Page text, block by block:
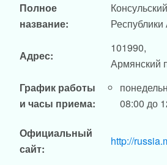
Полное
название:
Адрес:
101990,
Армянский
График работы
и часы приема:
08:00 до
Официальный
сайт:
http://